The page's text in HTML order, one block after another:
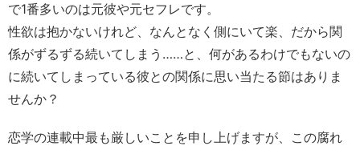
で1番多いのは元彼や元セフレです。
性欲は抱かないけれど、なんとなく側にいて楽、だから関
係がずるずる続いてしまう……と、何があるわけでもないの
に続いてしまっている彼との関係に思い当たる節はありま
せんか？
恋学の連載中最も厳しいことを申し上げますが、この腐れ